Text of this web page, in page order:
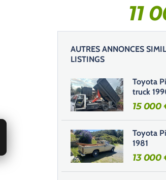
11
AUTRES ANNONCES
LISTINGS
Toyota
truck
15 000
Toyota
1981
13 000